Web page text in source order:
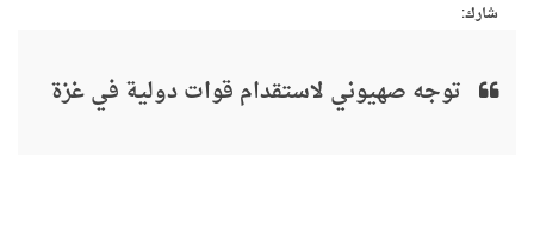
شارك:
توجه صهيوني لاستقدام قوات دولية في غزة